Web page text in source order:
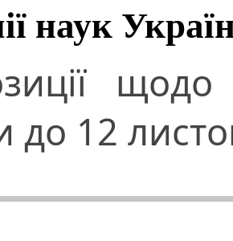
наук
щодо
до 12